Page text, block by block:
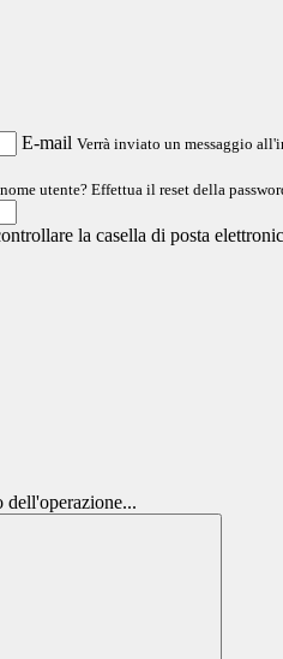
E-mail Verrà inviato un messaggio
utente? Effettua il reset della
la casella di posta
dell'operazione...